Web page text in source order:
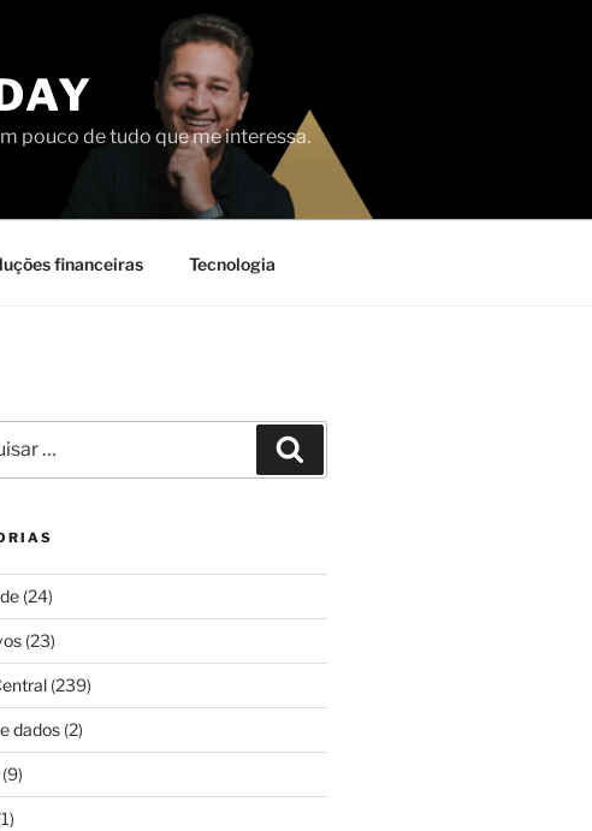
pouco de tudo que me interessa.
financeiras Tecnologia
(24)
(23)
(239)
dados(2)
(9)